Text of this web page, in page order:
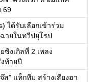
69
ได้รับเลือกเข้าร่วม
ายในทวีปยุโรป
ซิงเกิลที่ 2 เพลง
ท้ายปี
" แท็กทีม สร้างเสียงฮา